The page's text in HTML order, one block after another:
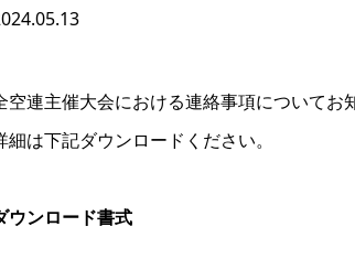
空連主催大会における連絡事項についてお
細は下記ダウンロードください。
ウンロード書式